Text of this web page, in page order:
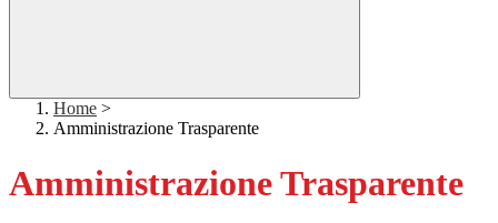
Home >
Amministrazione Trasparente
Amministrazione Trasparente